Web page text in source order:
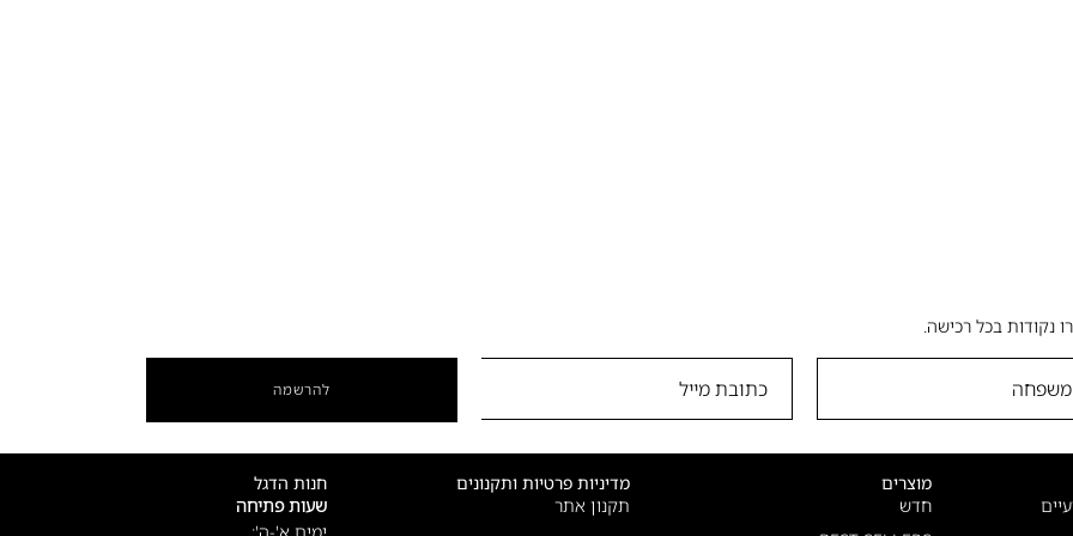
נקודות בכל רכישה.
להרשמה
מוצרים
חדש
מדיניות פרטיות ותקנונים
תקנון אתר
חנות הדגל
שעות פתיחה
ימים א'-ה':